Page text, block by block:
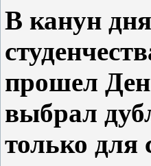
В канун
прошел
выбрал
только для